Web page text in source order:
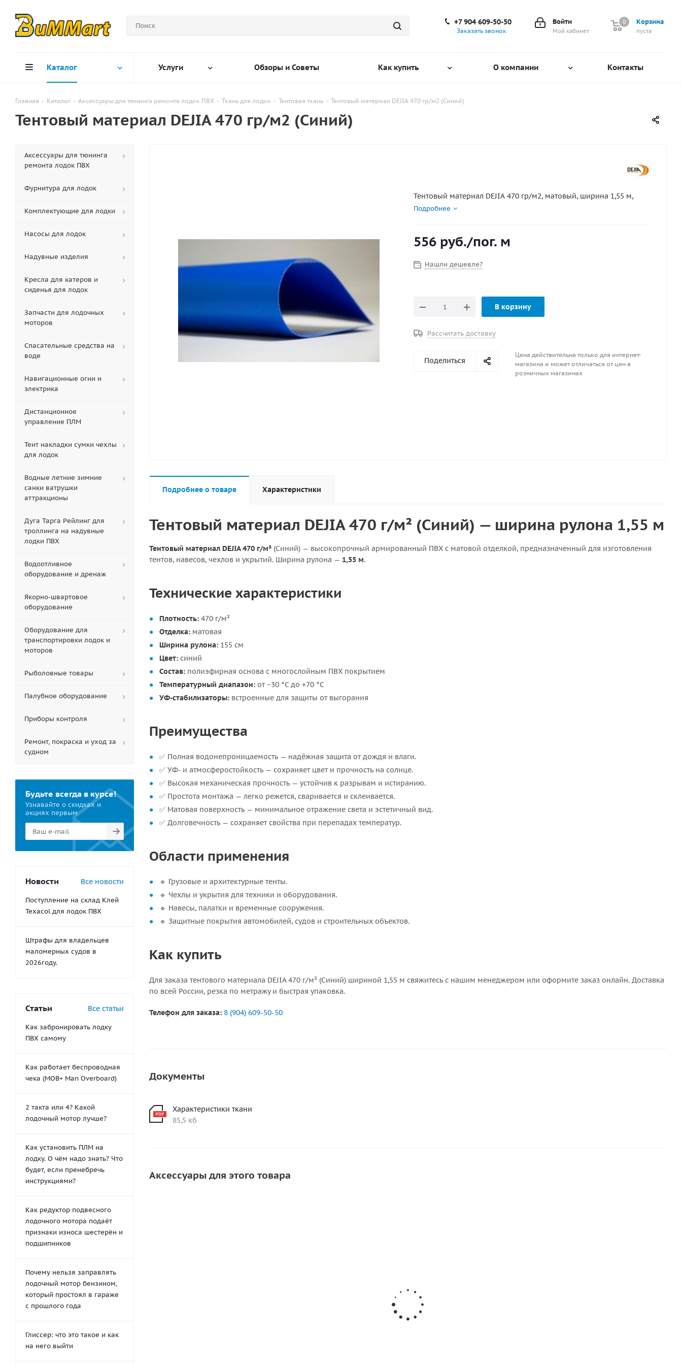
Корзина
0
пуста
0
Войти
Мой кабинет
+7 904 609-50-50
Заказать звонок
Каталог Услуги Обзоры и Советы Как купить О компании Контакты
Главная - Каталог - Аксессуары для тюнинга ремонта лодок ПВХ - Ткань для лодок - Тентовая ткань - Тентовый материал DEJIA 470 гр/м2 (Синий)
Тентовый материал DEJIA 470 гр/м2 (Синий)
Тентовый материал DEJIA 470 гр/м2, матовый, ширина 1,55 м,
Подробнее
556 руб./пог. м
Нашли дешевле?
В корзину
Рассчитать доставку
Поделиться
Цена действительна только для интернет-
магазина и может отличаться от цен в
розничных магазинах
Подробнее о товаре Характеристики
Тентовый материал DEJIA 470 г/м² (Синий) — ширина рулона 1,55 м
Тентовый материал DEJIA 470 г/м² (Синий) — высокопрочный армированный ПВХ с матовой отделкой, предназначенный для изготовления
тентов, навесов, чехлов и укрытий. Ширина рулона — 1,55 м.
Технические характеристики
Плотность: 470 г/м²
Отделка: матовая
Ширина рулона: 155 см
Цвет: синий
Состав: полиэфирная основа с многослойным ПВХ покрытием
Температурный диапазон: от −30 °C до +70 °C
УФ-стабилизаторы: встроенные для защиты от выгорания
Преимущества
✅ Полная водонепроницаемость — надёжная защита от дождя и влаги.
✅ УФ- и атмосферостойкость — сохраняет цвет и прочность на солнце.
✅ Высокая механическая прочность — устойчив к разрывам и истиранию.
✅ Простота монтажа — легко режется, сваривается и склеивается.
✅ Матовая поверхность — минимальное отражение света и эстетичный вид.
✅ Долговечность — сохраняет свойства при перепадах температур.
Области применения
🔹 Грузовые и архитектурные тенты.
🔹 Чехлы и укрытия для техники и оборудования.
🔹 Навесы, палатки и временные сооружения.
🔹 Защитные покрытия автомобилей, судов и строительных объектов.
Как купить
Для заказа тентового материала DEJIA 470 г/м² (Синий) шириной 1,55 м свяжитесь с нашим менеджером или оформите заказ онлайн. Доставка
по всей России, резка по метражу и быстрая упаковка.
Телефон для заказа: 8 (904) 609-50-50
Документы
Характеристики ткани
85,5 кб
Аксессуары для этого товара
Клей для лодок ПВХ Texacol МN
150 (500мл)
Аксессуары для тюнинга
ремонта лодок ПВХ
Фурнитура для лодок
Комплектующие для лодки
Насосы для лодок
Надувные изделия
Кресла для катеров и
сиденья для лодок
Запчасти для лодочных
моторов
Спасательные средства на
воде
Навигационные огни и
электрика
Дистанционное
управление ПЛМ
Тент накладки сумки чехлы
для лодок
Водные летние зимние
санки ватрушки
аттракционы
Дуга Тарга Рейлинг для
троллинга на надувные
лодки ПВХ
Водоотливное
оборудование и дренаж
Якорно-швартовое
оборудование
Оборудование для
транспортировки лодок и
моторов
Рыболовные товары
Палубное оборудование
Приборы контроля
Ремонт, покраска и уход за
судном
Будьте всегда в курсе!
Узнавайте о скидках и
акциях первым
Новости Все новости
Поступление на склад Клей
Texacol для лодок ПВХ
Штрафы для владельцев
маломерных судов в
2026году.
Статьи Все статьи
Как забронировать лодку
ПВХ самому
Как работает беспроводная
чека (MOB+ Man Overboard)
2 такта или 4? Какой
лодочный мотор лучше?
Как установить ПЛМ на
лодку. О чём надо знать? Что
будет, если пренебречь
инструкциями?
Как редуктор подвесного
лодочного мотора подаёт
признаки износа шестерён и
подшипников
Почему нельзя заправлять
лодочный мотор бензином,
который простоял в гараже
с прошлого года
Глиссер: что это такое и как
на него выйти